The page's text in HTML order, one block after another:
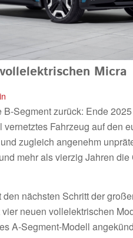
Micra
Segment zurück: Ende
Fahrzeug auf den
zugleich angenehm
mehr als vierzig Jahren
nächsten Schritt der
neuen vollelektrischen
A-Segment-Modell